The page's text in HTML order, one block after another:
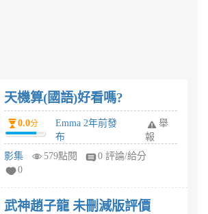
天機算(國語)好看嗎?
0.0分
Emma 2年前發
布
舉
報
影集
579點閱
0 評論/給分
0
武神趙子龍 未刪減版評價